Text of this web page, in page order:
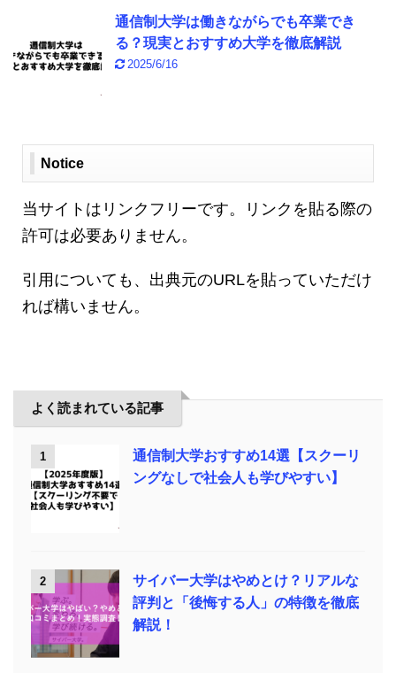
通信制大学は働きながらでも卒業でき
る？現実とおすすめ大学を徹底解説
2025/6/16
Notice
当サイトはリンクフリーです。リンクを貼る際の
許可は必要ありません。
引用についても、出典元のURLを貼っていただけ
れば構いません。
よく読まれている記事
1
通信制大学おすすめ14選【スクーリ
ングなしで社会人も学びやすい】
2
サイバー大学はやめとけ？リアルな
評判と「後悔する人」の特徴を徹底
解説！